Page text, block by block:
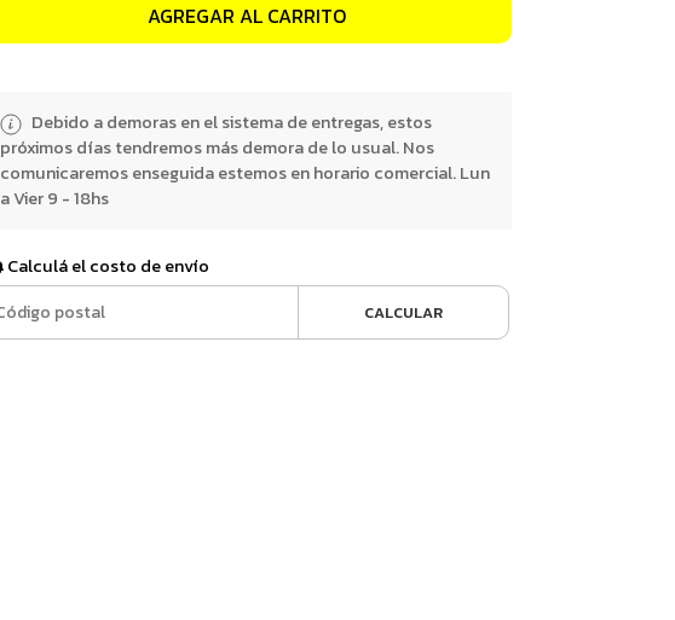
AGREGAR AL CARRITO
Debido a demoras en el sistema de entregas, estos
próximos días tendremos más demora de lo usual. Nos
comunicaremos enseguida estemos en horario comercial. Lun
a Vier 9 - 18hs
Calculá el costo de envío
CALCULAR